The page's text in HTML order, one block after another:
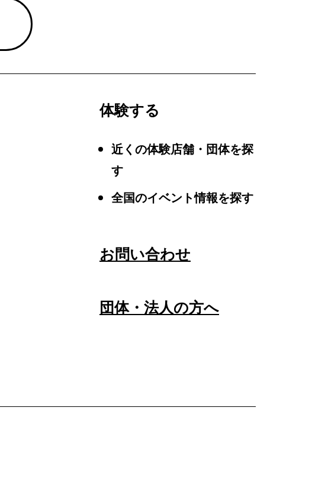
体験する
近くの体験店舗・団体を探
す
全国のイベント情報を探す
お問い合わせ
団体・法人の方へ